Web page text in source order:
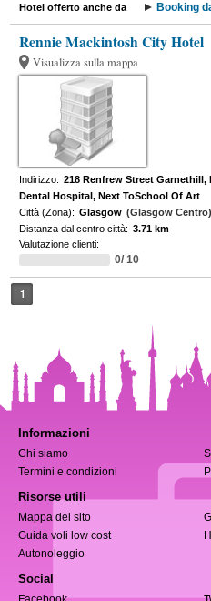
Hotel offerto anche da Booking
Rennie Mackintosh City Hotel
Visualizza sulla mappa
Indirizzo: 218 Renfrew Street
Dental Hospital, Next ToSchool Of Art
Città (Zona): Glasgow (Glasgow Centro)
Distanza dal centro città: 3.71 km
Valutazione clienti:
0/ 10
1
Informazioni
Chi siamo
Termini e condizioni
Risorse utili
Mappa del sito
Guida voli low cost
Autonoleggio
Social